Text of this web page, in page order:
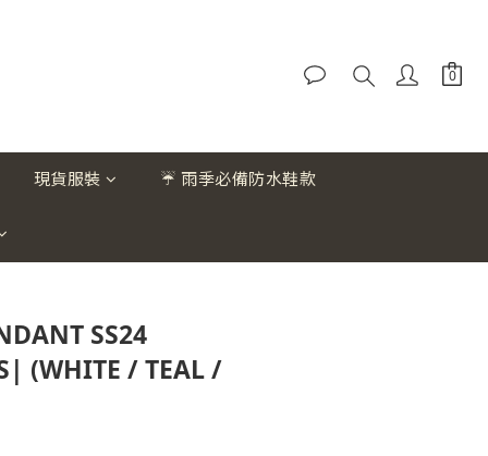
現貨服裝 ☔ 雨季必備防水鞋款
SS24
(WHITE / TEAL /